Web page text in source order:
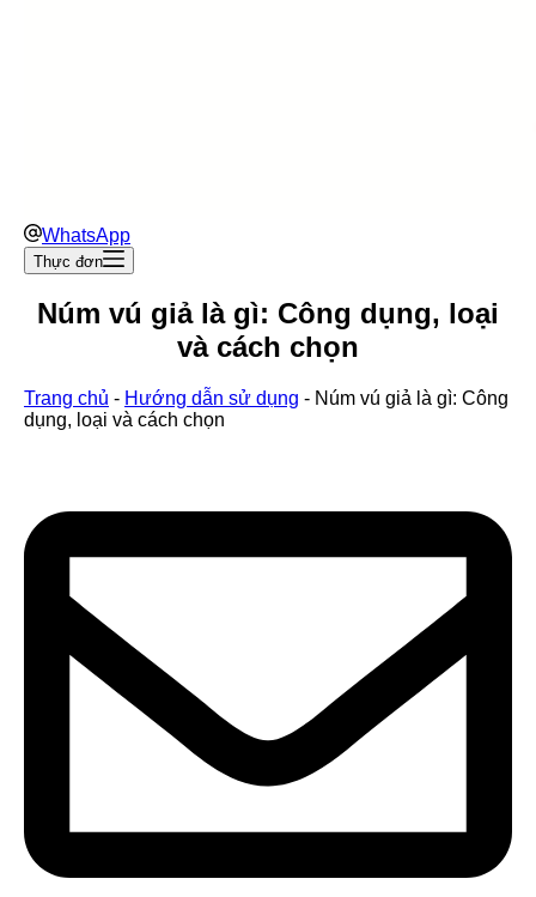
WhatsApp
Thực đơn
Núm vú giả là gì: Công dụng, loại
và cách chọn
Trang chủ - Hướng dẫn sử dụng - Núm vú giả là gì: Công
dụng, loại và cách chọn